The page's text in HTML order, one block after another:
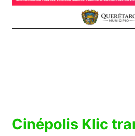
Cinépolis Klic